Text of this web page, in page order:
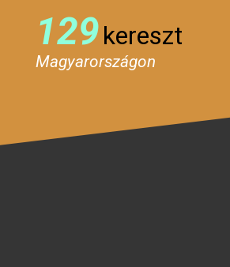
129kereszt
Magyarországon